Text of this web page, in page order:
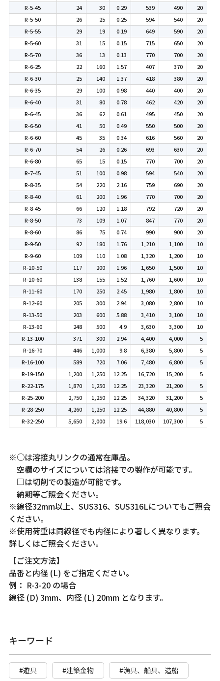
R-5-45
24 30 0.29 539 490
20
R-5-50
26 25 0.25 594 540
20
R-5-55
29 19 0.19 649 590
20
R-5-60
31 15 0.15 715 650
20
R-5-70
36 13 0.13 770 700
20
R-6-25
22 160 1.57 407 370
20
R-6-30
25 140 1.37 418 380
20
R-6-35
29 100 0.98 440 400
20
R-6-40
31 80 0.78 462 420
20
R-6-45
36 62 0.61 495 450
20
R-6-50
41 50 0.49 550 500
20
R-6-60
45 35 0.34 616 560
20
R-6-70
54 26 0.26 693 630
20
R-6-80
65 15 0.15 770 700
20
R-7-45
51 100 0.98 594 540
20
R-8-35
54 220 2.16 759 690
20
R-8-40
61 200 1.96 770 700
20
R-8-45
66 120 1.18 792 720
20
R-8-50
73 109 1.07 847 770
20
R-8-60
86 75 0.74 990 900
20
R-9-50
92 180 1.76 1,210 1,100
10
R-9-60
109 110 1.08 1,320 1,200
10
R-10-50
117 200 1.96 1,650 1,500
10
R-10-60
138 155 1.52 1,760 1,600
10
R-11-60
170 250 2.45 1,980 1,800
10
R-12-60
205 300 2.94 3,080 2,800
10
R-13-50
203 600 5.88 3,410 3,100
10
R-13-60
248 500 4.9 3,630 3,300
10
R-13-100
371 300 2.94 4,400 4,000
5
R-16-70
446 1,000 9.8 6,380 5,800
5
R-16-100
589 720 7.06 7,480 6,800
5
R-19-150
1,200 1,250 12.25 16,720 15,200
5
R-22-175
1,870 1,250 12.25 23,320 21,200
5
R-25-200
2,750 1,250 12.25 34,320 31,200
5
R-28-250
4,260 1,250 12.25 44,880 40,800
5
R-32-250
5,650 2,000 19.6 118,030 107,300 5
※○は溶接丸リンクの通常在庫品。
空欄のサイズについては溶接での製作が可能です。
□は切削での製造が可能です。
納期等ご照会ください。
※線径32mm以上、SUS316、SUS316Lについてもご照会
ください。
※使用荷重は同線径でも内径により著しく異なります。
詳しくはご照会ください。
【ご注文方法】
品番と内径 (L) をご指定ください。
例： R-3-20 の場合
線径 (D) 3mm、内径 (L) 20mm となります。
キーワード
#遊具 #建築金物 #漁具、船具、造船